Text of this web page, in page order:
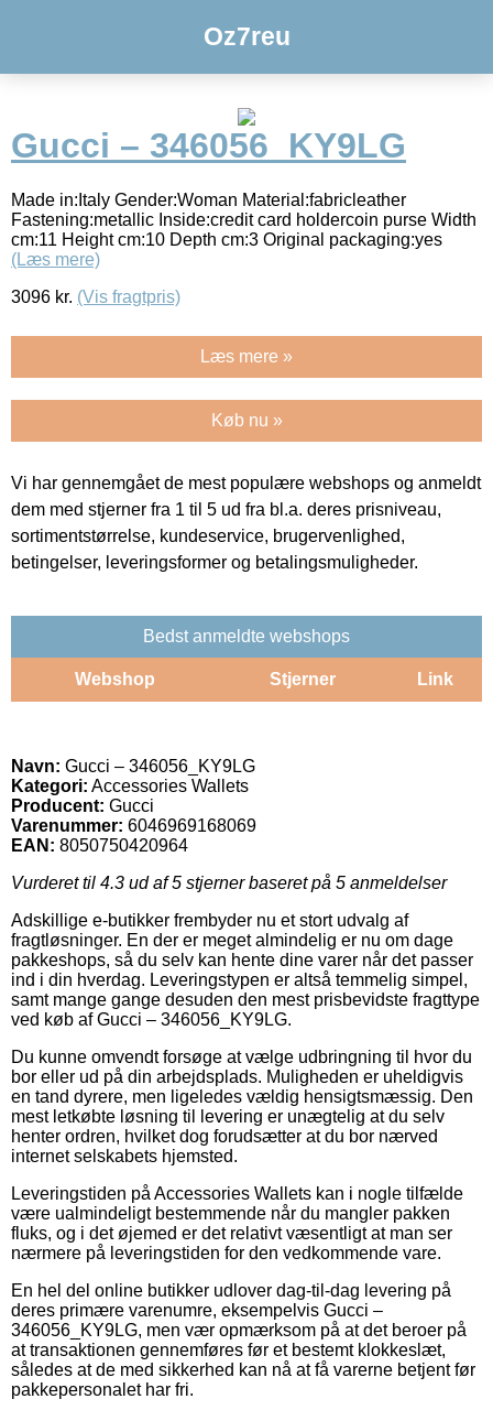
Oz7reu
Gucci – 346056_KY9LG
Made in:Italy Gender:Woman Material:fabricleather
Fastening:metallic Inside:credit card holdercoin purse Width
cm:11 Height cm:10 Depth cm:3 Original packaging:yes
(Læs mere)
3096 kr. (Vis fragtpris)
Læs mere »
Køb nu »
Vi har gennemgået de mest populære webshops og anmeldt
dem med stjerner fra 1 til 5 ud fra bl.a. deres prisniveau,
sortimentstørrelse, kundeservice, brugervenlighed,
betingelser, leveringsformer og betalingsmuligheder.
Bedst anmeldte webshops
Webshop Stjerner Link
Navn: Gucci – 346056_KY9LG
Kategori: Accessories Wallets
Producent: Gucci
Varenummer: 6046969168069
EAN: 8050750420964
Vurderet til 4.3 ud af 5 stjerner baseret på 5 anmeldelser
Adskillige e-butikker frembyder nu et stort udvalg af
fragtløsninger. En der er meget almindelig er nu om dage
pakkeshops, så du selv kan hente dine varer når det passer
ind i din hverdag. Leveringstypen er altså temmelig simpel,
samt mange gange desuden den mest prisbevidste fragttype
ved køb af Gucci – 346056_KY9LG.
Du kunne omvendt forsøge at vælge udbringning til hvor du
bor eller ud på din arbejdsplads. Muligheden er uheldigvis
en tand dyrere, men ligeledes vældig hensigtsmæssig. Den
mest letkøbte løsning til levering er unægtelig at du selv
henter ordren, hvilket dog forudsætter at du bor nærved
internet selskabets hjemsted.
Leveringstiden på Accessories Wallets kan i nogle tilfælde
være ualmindeligt bestemmende når du mangler pakken
fluks, og i det øjemed er det relativt væsentligt at man ser
nærmere på leveringstiden for den vedkommende vare.
En hel del online butikker udlover dag-til-dag levering på
deres primære varenumre, eksempelvis Gucci –
346056_KY9LG, men vær opmærksom på at det beroer på
at transaktionen gennemføres før et bestemt klokkeslæt,
således at de med sikkerhed kan nå at få varerne betjent før
pakkepersonalet har fri.